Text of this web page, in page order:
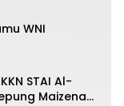
WNI
STAI Al-
Maizena